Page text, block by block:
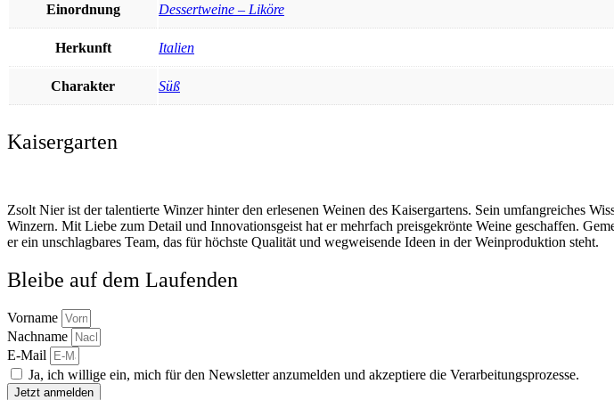
Einordnung Dessertweine – Liköre
Herkunft Italien
Charakter Süß
Kaisergarten
Zsolt Nier ist der talentierte Winzer hinter den erlesenen Weinen des Kaisergartens. Sein umfangreiches
Winzern. Mit Liebe zum Detail und Innovationsgeist hat er mehrfach preisgekrönte Weine geschaffen.
er ein unschlagbares Team, das für höchste Qualität und wegweisende Ideen in der Weinproduktion steht.
Bleibe auf dem Laufenden
Vorname
Nachname
E-Mail
Ja, ich willige ein, mich für den Newsletter anzumelden und akzeptiere die Verarbeitungsprozesse.
Jetzt anmelden